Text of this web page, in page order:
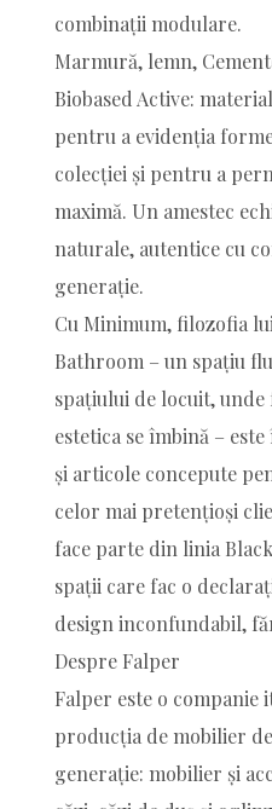
combinații modulare.
Marmură, lemn,
Biobased Active:
pentru a evidenția
colecției și pentru a
maximă. Un amestec
naturale, autentice cu
generație.
Cu Minimum, filozofia
Bathroom – un spațiu
spațiului de locuit,
estetica se îmbină –
și articole concepute
celor mai pretențioși
face parte din linia
spații care fac o
design inconfundabil,
Despre Falper
Falper este o companie
producția de mobilier
generație: mobilier și